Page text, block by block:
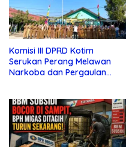
Komisi III DPRD Kotim
Serukan Perang Melawan
Narkoba dan Pergaulan